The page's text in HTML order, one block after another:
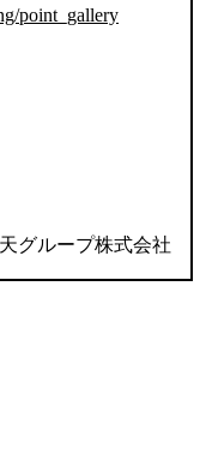
point_gallery
グループ株式会社